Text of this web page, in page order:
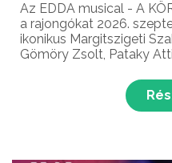
Az EDDA musical - A
a rajongókat 2026.
ikonikus Margitszigeti
Gömöry Zsolt, Pataky
szabadtéri játszóhelyén